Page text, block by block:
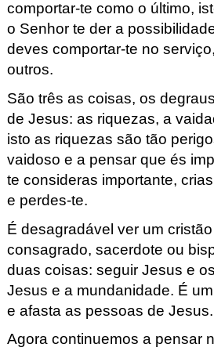
comportar-te como o último,
o Senhor te der a
deves comportar-te no
outros.
São três as coisas, os
de Jesus: as riquezas, a
isto as riquezas são tão
vaidoso e a pensar que és
te consideras importante,
e perdes-te.
É desagradável ver um
consagrado, sacerdote ou
duas coisas: seguir Jesus e
Jesus e a mundanidade. É
e afasta as pessoas de Jesus.
Agora continuemos a pensar